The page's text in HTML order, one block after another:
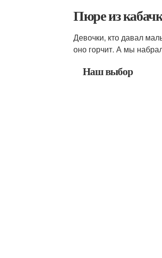
Пюре из
Девочки, кто давал
оно горчит. А мы
Наш выбор